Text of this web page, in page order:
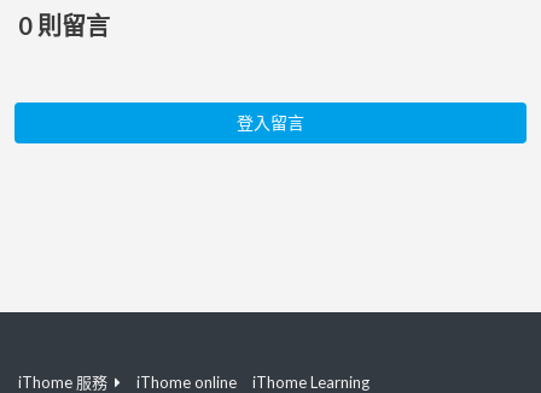
0 則留言
登入留言
iThome 服務 iThome online iThome Learning